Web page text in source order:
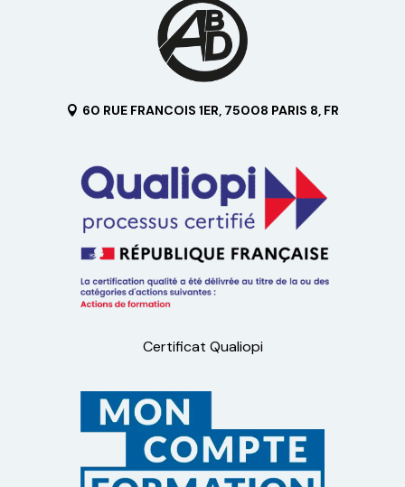
60 RUE FRANCOIS 1ER, 75008 PARIS 8, FR
Certificat Qualiopi